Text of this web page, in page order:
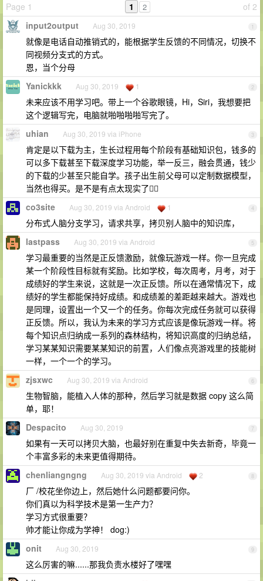
Page 1
of 2
1 2
1
input2output Aug 30, 2019
就像是电话自动推销式的，能根据学生反馈的不同情况，切换不
同视频分支式的方式。
恩，当个分母
2
Yanickkk Aug 30, 2019 1
未来应该不用学习吧。带上一个谷歌眼镜，Hi，Siri，我想要把
这个逻辑写完，电脑就啪啪啪啪写完了。
3
uhian Aug 30, 2019 via iPhone
肯定是以下载为主，生长过程用每个阶段有基础知识包，钱多的
可以多下载甚至下载深度学习功能，举一反三，融会贯通，钱少
的下载的少甚至只能自学。孩子出生前父母可以定制数据模型，
当然也得买。是不是有点太现实了🤦‍♂️
4
co3site Aug 30, 2019 via Android 1
分布式人脑分支学习，请求共享，拷贝别人脑中的知识库，
5
lastpass Aug 30, 2019 via Android
学习最重要的当然是正反馈激励，就像玩游戏一样。你一旦完成
某一个阶段性目标就有奖励。比如学校，每次周考，月考，对于
成绩好的学生来说，这就是一次正反馈。所以在通常情况下，成
绩好的学生都能保持好成绩。和成绩差的差距越来越大。游戏也
是同理，设置出一个又一个的任务。你每次完成任务就可以获得
正反馈。所以，我认为未来的学习方式应该是像玩游戏一样。将
每个知识点归纳成一系列的森林结构，将知识高度的归纳总结，
学习某某知识需要某某知识的前置，人们像点亮游戏里的技能树
一样，一个一个的学习。
6
zjsxwc Aug 30, 2019 via Android
生物智脑，能植入人体的那种，然后学习就是数据 copy 这么简
单，耶！
7
Despacito Aug 30, 2019
如果有一天可以拷贝大脑，也最好别在重复中失去新奇，毕竟一
个丰富多彩的未来更值得期待。
8
chenliangngng Aug 30, 2019 via Android 2
厂 /校花坐你边上，然后她什么问题都要问你。
你们真以为科学技术是第一生产力？
学习方式很重要？
帅才能让你成为学神！ dog:)
9
onit Aug 30, 2019
这么厉害的嘛......那我负责水楼好了嘿嘿